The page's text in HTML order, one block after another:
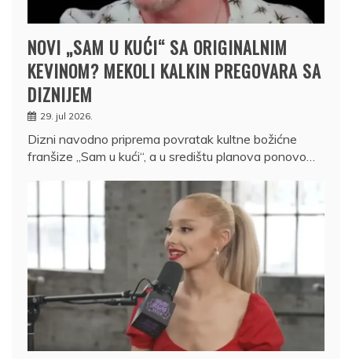
NOVI „SAM U KUĆI“ SA ORIGINALNIM
KEVINOM? MEKOLI KALKIN PREGOVARA SA
DIZNIJEM
29. jul 2026.
Dizni navodno priprema povratak kultne božićne
franšize „Sam u kući“, a u središtu planova ponovo…